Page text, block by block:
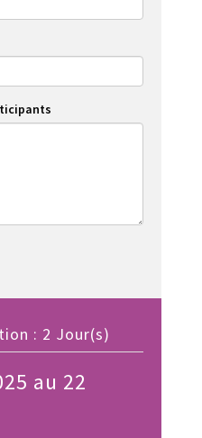
: 2 Jour(s)
au 22